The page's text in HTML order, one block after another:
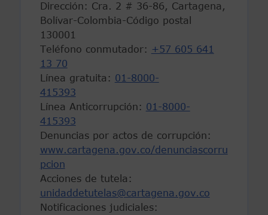
Dirección: Cra. 2 # 36-86, Cartagena,
Bolívar-Colombia-Código postal
130001
Teléfono conmutador: +57 605 641
13 70
Línea gratuita: 01-8000-
415393
Línea Anticorrupción: 01-8000-
415393
Denuncias por actos de corrupción:
www.cartagena.gov.co/denunciascorru
pcion
Acciones de tutela:
unidaddetutelas@cartagena.gov.co
Notificaciones judiciales: